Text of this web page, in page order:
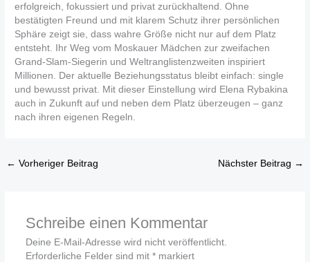
erfolgreich, fokussiert und privat zurückhaltend. Ohne
bestätigten Freund und mit klarem Schutz ihrer persönlichen
Sphäre zeigt sie, dass wahre Größe nicht nur auf dem Platz
entsteht. Ihr Weg vom Moskauer Mädchen zur zweifachen
Grand-Slam-Siegerin und Weltranglistenzweiten inspiriert
Millionen. Der aktuelle Beziehungsstatus bleibt einfach: single
und bewusst privat. Mit dieser Einstellung wird Elena Rybakina
auch in Zukunft auf und neben dem Platz überzeugen – ganz
nach ihren eigenen Regeln.
← Vorheriger Beitrag Nächster Beitrag →
Schreibe einen Kommentar
Deine E-Mail-Adresse wird nicht veröffentlicht.
Erforderliche Felder sind mit *markiert